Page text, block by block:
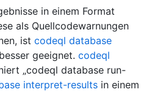
in einem Format
als Quellcodewarnungen
ist codeql database
geeignet. codeql
„codeql database run-
interpret-results in einem